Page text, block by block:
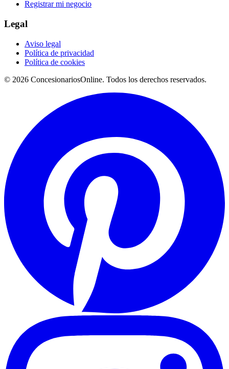
Registrar mi negocio
Legal
Aviso legal
Política de privacidad
Política de cookies
© 2026 ConcesionariosOnline. Todos los derechos reservados.